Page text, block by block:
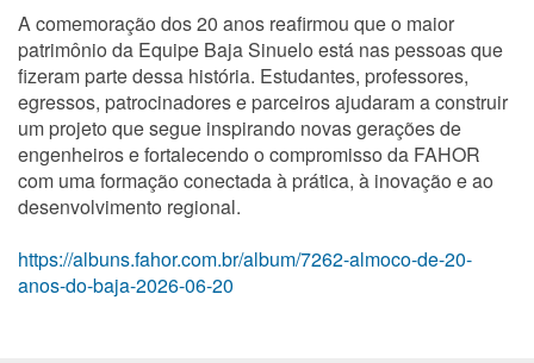
A comemoração dos 20 anos reafirmou que o maior
patrimônio da Equipe Baja Sinuelo está nas pessoas que
fizeram parte dessa história. Estudantes, professores,
egressos, patrocinadores e parceiros ajudaram a construir
um projeto que segue inspirando novas gerações de
engenheiros e fortalecendo o compromisso da FAHOR
com uma formação conectada à prática, à inovação e ao
desenvolvimento regional.
https://albuns.fahor.com.br/album/7262-almoco-de-20-
anos-do-baja-2026-06-20